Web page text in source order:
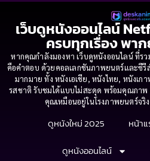
เว็บดูหนังออนไลน์
ครบทุกเรื่อง พา
หากคุณกำลังมองหา เว็บดูหนังออนไลน์ ที่ร
คือคำตอบ ด้วยคอลเลกชันภาพยนตร์และซี
มากมาย ทั้ง หนังเอเชีย, หนังไทย, หนังเก
รสชาติ รับชมได้แบบไม่สะดุด พร้อมคุณภาพ
คุณเหมือนอยู่ในโรงภาพยนตร์จริ
ดูหนังใหม่ 2025 หน้า
ดูหนังออนไลน์